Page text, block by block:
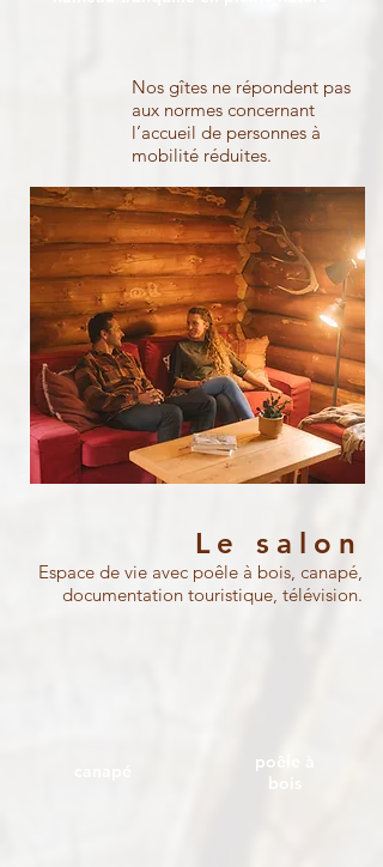
Nos gîtes ne répondent pas
aux normes concernant
l’accueil de personnes à
mobilité réduites.
Le salon
Espace de vie avec poêle à bois, canapé,
documentation touristique, télévision.
poêle à
bois